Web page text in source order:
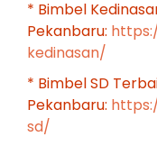
* Bimbel
Pekanbaru:
kedinasan/
* Bimbel SD
Pekanbaru:
sd/